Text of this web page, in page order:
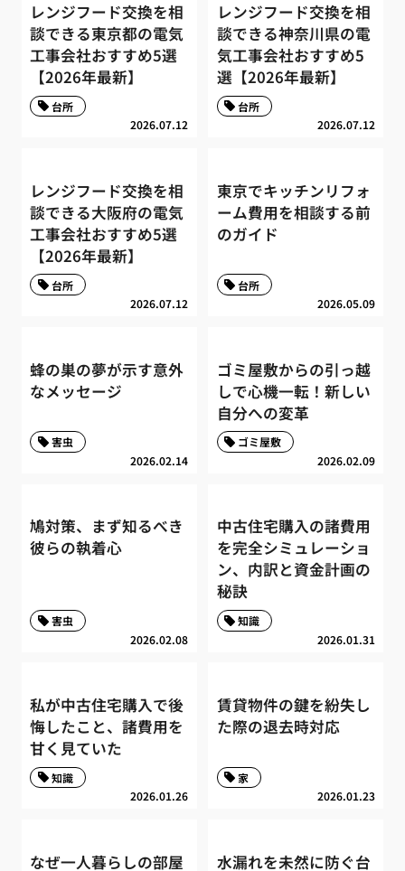
レンジフード交換を相
談できる東京都の電気
工事会社おすすめ5選
【2026年最新】
2026.07.12
台所
レンジフード交換を相
談できる神奈川県の電
気工事会社おすすめ5
選【2026年最新】
2026.07.12
台所
レンジフード交換を相
談できる大阪府の電気
工事会社おすすめ5選
【2026年最新】
2026.07.12
台所
東京でキッチンリフォ
ーム費用を相談する前
のガイド
2026.05.09
台所
蜂の巣の夢が示す意外
なメッセージ
2026.02.14
害虫
ゴミ屋敷からの引っ越
しで心機一転！新しい
自分への変革
2026.02.09
ゴミ屋敷
鳩対策、まず知るべき
彼らの執着心
2026.02.08
害虫
中古住宅購入の諸費用
を完全シミュレーショ
ン、内訳と資金計画の
秘訣
2026.01.31
知識
私が中古住宅購入で後
悔したこと、諸費用を
甘く見ていた
2026.01.26
知識
賃貸物件の鍵を紛失し
た際の退去時対応
2026.01.23
家
なぜ一人暮らしの部屋
水漏れを未然に防ぐ台